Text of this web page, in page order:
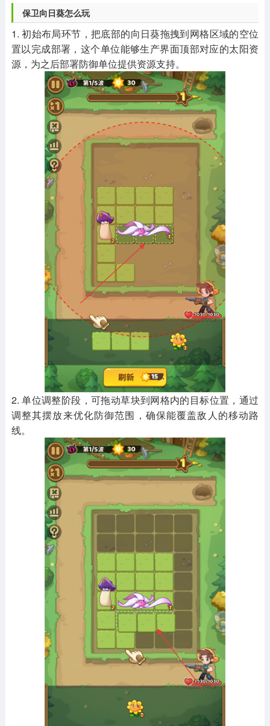
保卫向日葵怎么玩
1. 初始布局环节，把底部的向日葵拖拽到网格区域的空位
置以完成部署，这个单位能够生产界面顶部对应的太阳资
源，为之后部署防御单位提供资源支持。
2. 单位调整阶段，可拖动草块到网格内的目标位置，通过
调整其摆放来优化防御范围，确保能覆盖敌人的移动路
线。